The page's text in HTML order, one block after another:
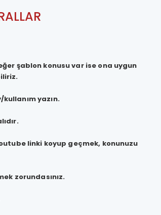
şablon konusu var ise ona uygun
yazın.
linki koyup geçmek, konunuzu
zorundasınız.